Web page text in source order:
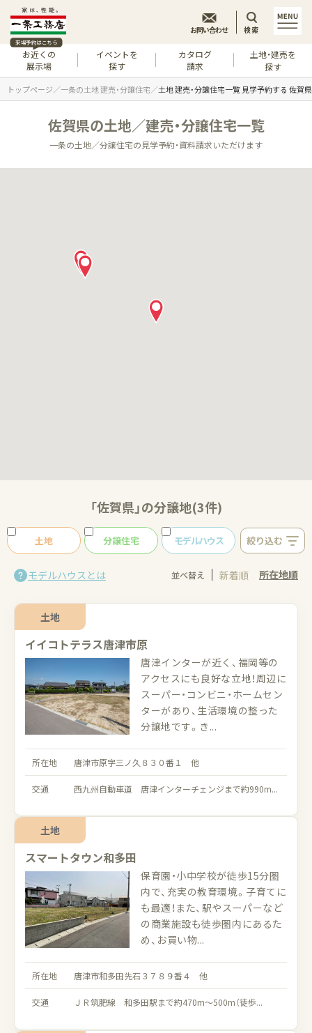
来場予約はこちら
お近くの
展示場
イベントを
探す
カタログ
請求
土地・建売を
探す
お問い合わせ 検索
トップページ 一条の土地 建売・分譲住宅 土地 建売・分譲住宅一覧 見学予約する 佐賀県
佐賀県の土地／建売・分譲住宅一覧
一条の土地／分譲住宅の見学予約・資料請求いただけます
「佐賀県」の分譲地(3件)
土地 分譲住宅 モデルハウス 絞り込む
モデルハウスとは 並べ替え 新着順 所在地順
土地
イイコトテラス唐津市原
唐津インターが近く、福岡等の
アクセスにも良好な立地！周辺に
スーパー・コンビニ・ホームセン
ターがあり、生活環境の整った
分譲地です。き...
所在地 唐津市原字三ノ久８３０番１ 他
交通 西九州自動車道 唐津インターチェンジまで約990m...
土地
スマートタウン和多田
保育園・小中学校が徒歩15分圏
内で、充実の教育環境。子育てに
も最適！また、駅やスーパーなど
の商業施設も徒歩圏内にあるた
め、お買い物...
所在地 唐津市和多田先石３７８９番４ 他
交通 ＪＲ筑肥線 和多田駅まで約470m～500m（徒歩...